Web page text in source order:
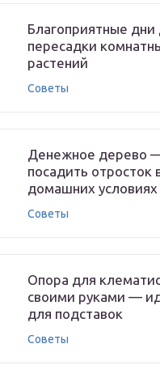
Благоприятные дни
пересадки
растений
Советы
Денежное дерево
посадить отросток
домашних условиях
Советы
Опора для
своими руками —
для подставок
Советы